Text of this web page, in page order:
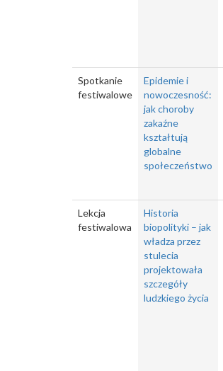
Spotkanie
festiwalowe
Epidemie i
nowoczesność:
jak choroby
zakaźne
kształtują
globalne
społeczeństwo
Lekcja
festiwalowa
Historia
biopolityki – jak
władza przez
stulecia
projektowała
szczegóły
ludzkiego życia